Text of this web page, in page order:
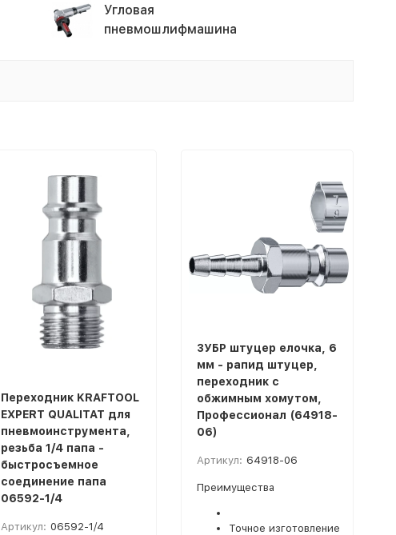
Угловая
пневмошлифмашина
Переходник KRAFTOOL
EXPERT QUALITAT для
пневмоинструмента,
резьба 1/4 папа -
быстросъемное
соединение папа
06592-1/4
Артикул: 06592-1/4
ЗУБР штуцер елочка, 6
мм - рапид штуцер,
переходник с
обжимным хомутом,
Профессионал (64918-
06)
Артикул: 64918-06
Преимущества
Точное изготовление